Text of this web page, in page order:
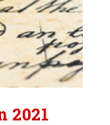
2021